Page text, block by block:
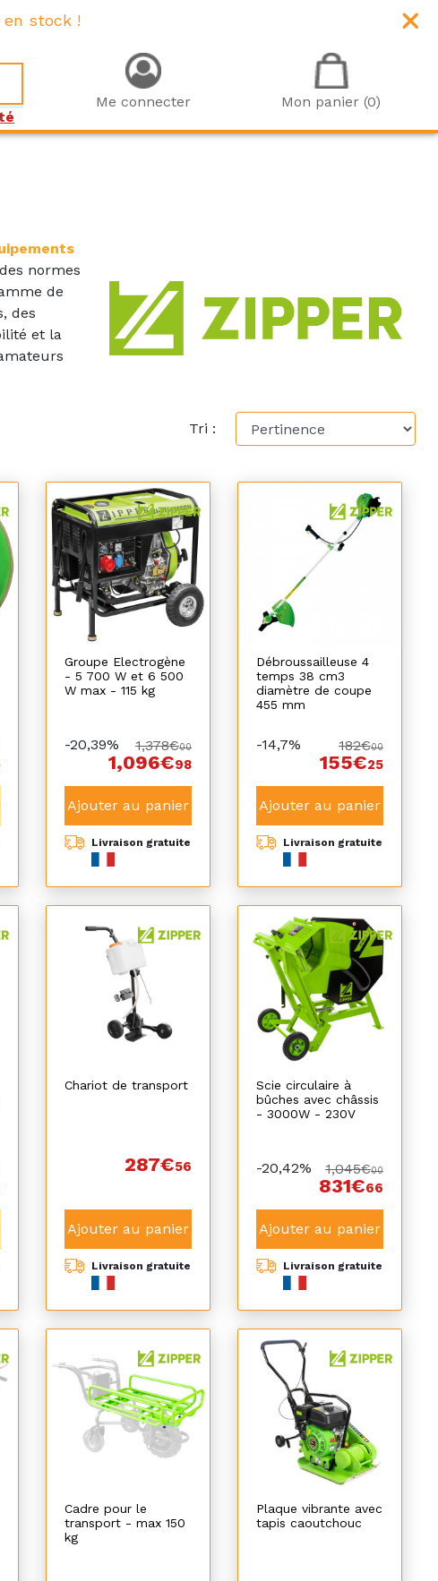
en stock !
Me connecter Mon panier (0)
normes
de
des
et la
Tri :
Groupe Electrogène
- 5 700 W et 6 500
W max - 115 kg
-20,39% 1,378€00
1,096€98
Ajouter au panier
Livraison gratuite
Débroussailleuse 4
temps 38 cm3
diamètre de coupe
455 mm
-14,7% 182€00
155€25
Ajouter au panier
Livraison gratuite
Chariot de transport
287€56
Ajouter au panier
Livraison gratuite
Scie circulaire à
bûches avec châssis
- 3000W - 230V
-20,42% 1,045€00
831€66
Ajouter au panier
Livraison gratuite
Cadre pour le
transport - max 150
kg
Plaque vibrante avec
tapis caoutchouc